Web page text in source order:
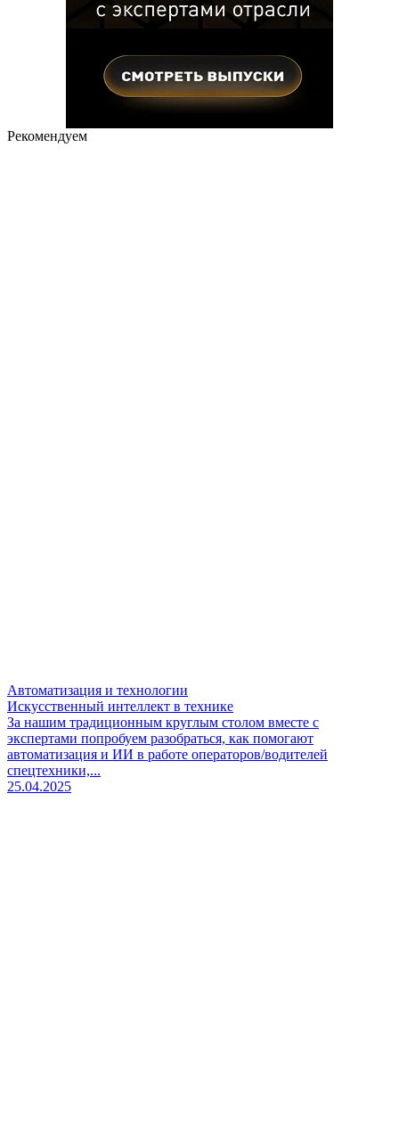
Рекомендуем
Автоматизация и технологии
Искусственный интеллект в технике
За нашим традиционным круглым столом вместе с
экспертами попробуем разобраться, как помогают
автоматизация и ИИ в работе операторов/водителей
спецтехники,...
25.04.2025